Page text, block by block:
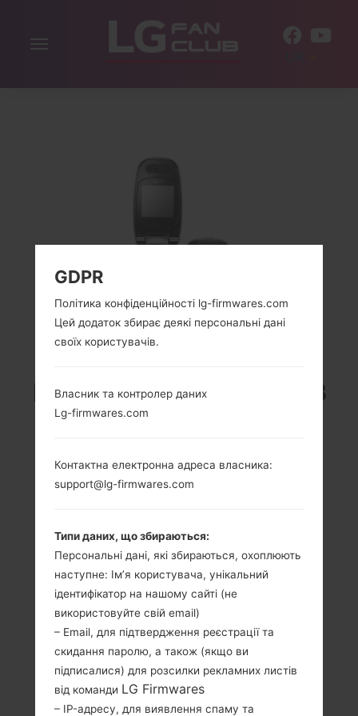
Включити
LG KG370 (LGKG370) З
1.51 пікселів
128 x 128 пікселів
72 грам (2.53
унції)
Зємний Li-Ion 750
-
GDPR
Політика конфіденційності lg-firmwares.com
Цей додаток збирає деякі персональні дані
своїх користувачів.
Власник та контролер даних
Lg-firmwares.com
Контактна електронна адреса власника:
support@lg-firmwares.com
Типи даних, що збираються:
Персональні дані, які збираються, охоплюють
наступне: Ім’я користувача, унікальний
ідентифікатор на нашому сайті (не
використовуйте свій email)
– Email, для підтвердження реєстрації та
скидання паролю, а також (якщо ви
підписалися) для розсилки рекламних листів
від команди LG Firmwares
– IP-адресу, для виявлення спаму та